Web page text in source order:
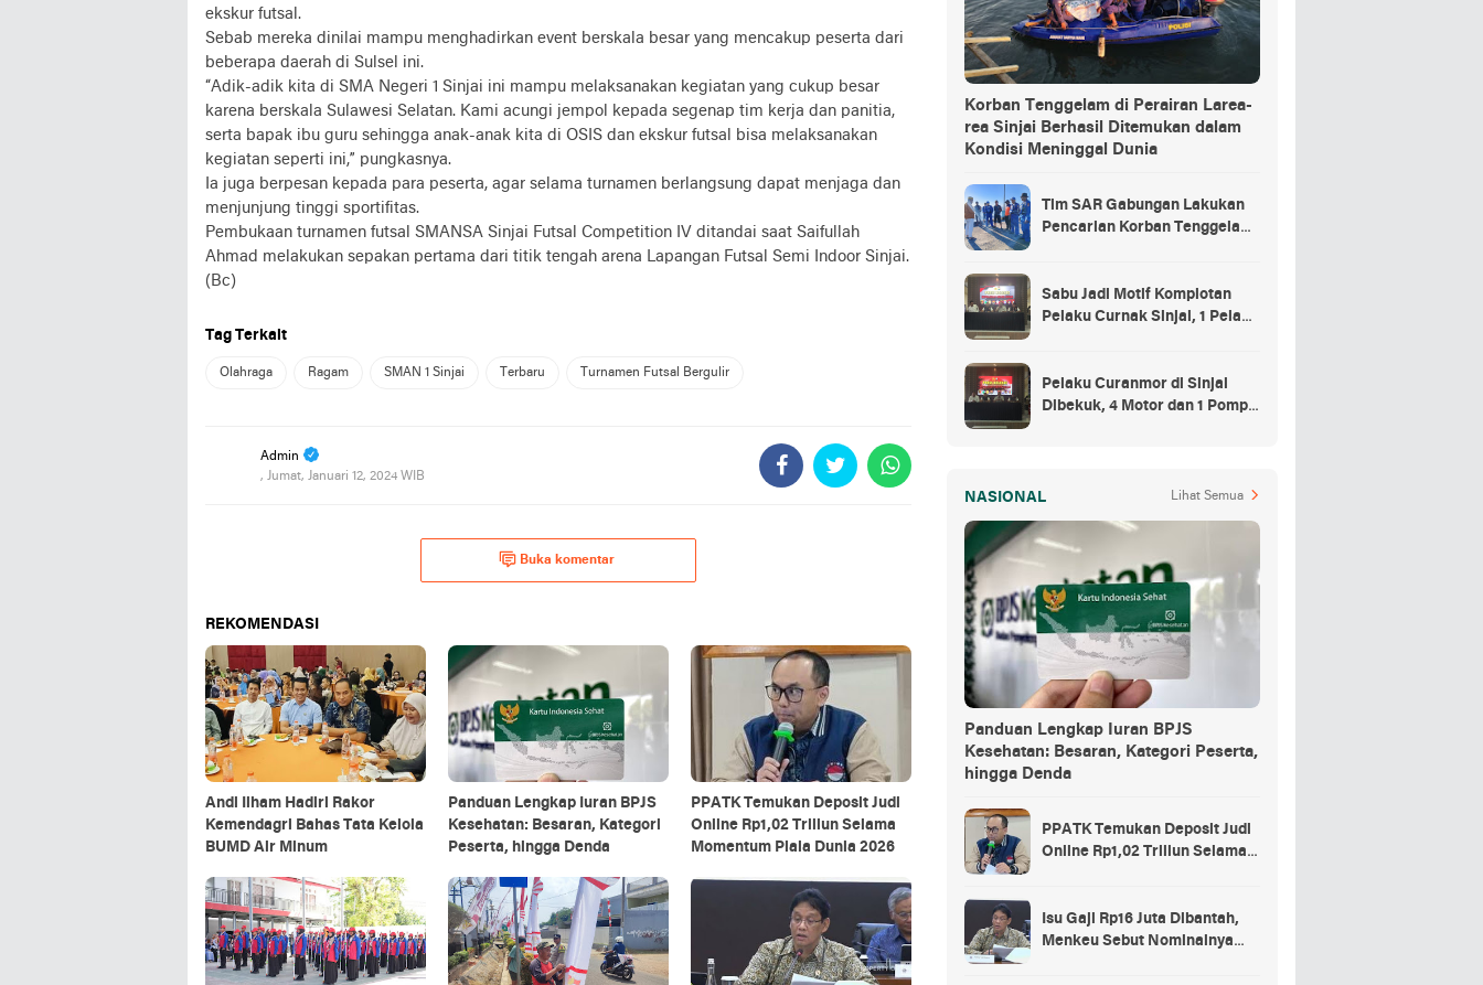
ekskur futsal.
Sebab mereka dinilai mampu menghadirkan event berskala besar yang mencakup peserta dari
beberapa daerah di Sulsel ini.
“Adik-adik kita di SMA Negeri 1 Sinjai ini mampu melaksanakan kegiatan yang cukup besar
karena berskala Sulawesi Selatan. Kami acungi jempol kepada segenap tim kerja dan panitia,
serta bapak ibu guru sehingga anak-anak kita di OSIS dan ekskur futsal bisa melaksanakan
kegiatan seperti ini,” pungkasnya.
Ia juga berpesan kepada para peserta, agar selama turnamen berlangsung dapat menjaga dan
menjunjung tinggi sportifitas.
Pembukaan turnamen futsal SMANSA Sinjai Futsal Competition IV ditandai saat Saifullah
Ahmad melakukan sepakan pertama dari titik tengah arena Lapangan Futsal Semi Indoor Sinjai.
(Bc)
Tag Terkait
Olahraga Ragam SMAN 1 Sinjai Terbaru Turnamen Futsal Bergulir
Admin
, Jumat, Januari 12, 2024 WIB
Buka komentar
REKOMENDASI
Andi Ilham Hadiri Rakor
Kemendagri Bahas Tata Kelola
BUMD Air Minum
Panduan Lengkap Iuran BPJS
Kesehatan: Besaran, Kategori
Peserta, hingga Denda
PPATK Temukan Deposit Judi
Online Rp1,02 Triliun Selama
Momentum Piala Dunia 2026
Korban Tenggelam di Perairan Larea-
rea Sinjai Berhasil Ditemukan dalam
Kondisi Meninggal Dunia
Tim SAR Gabungan Lakukan
Pencarian Korban Tenggelam
Sabu Jadi Motif Komplotan
Pelaku Curnak Sinjai, 1 Pelaku
Pelaku Curanmor di Sinjai
Dibekuk, 4 Motor dan 1 Pompa
NASIONAL Lihat Semua
Panduan Lengkap Iuran BPJS
Kesehatan: Besaran, Kategori Peserta,
hingga Denda
PPATK Temukan Deposit Judi
Online Rp1,02 Triliun Selama
Isu Gaji Rp16 Juta Dibantah,
Menkeu Sebut Nominalnya